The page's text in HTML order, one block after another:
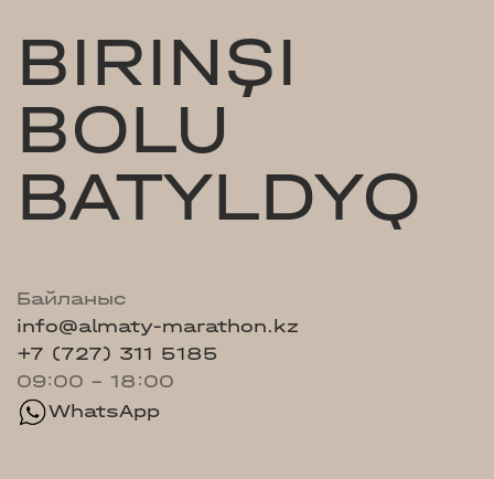
BIRINŞI
BOLU
BATYLDYQ
Байланыс
info@almaty-marathon.kz
+7 (727) 311 5185
09:00 - 18:00
WhatsApp